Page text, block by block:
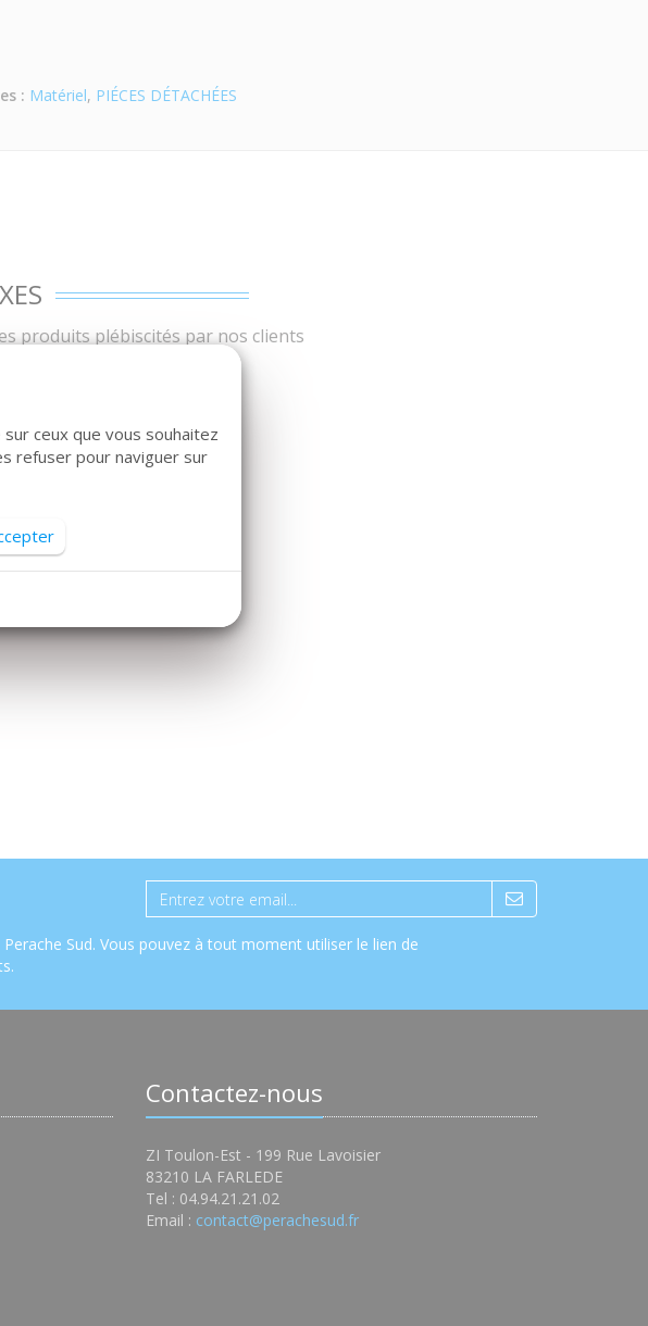
: Matériel, PIÉCES DÉTACHÉES
produits plébiscités par nos clients
Sud. Vous pouvez à tout moment utiliser le lien de
.
Contactez-nous
ZI Toulon-Est - 199 Rue Lavoisier
83210 LA FARLEDE
Tel : 04.94.21.21.02
Email : contact@perachesud.fr
ceux que vous souhaitez
refuser pour naviguer sur